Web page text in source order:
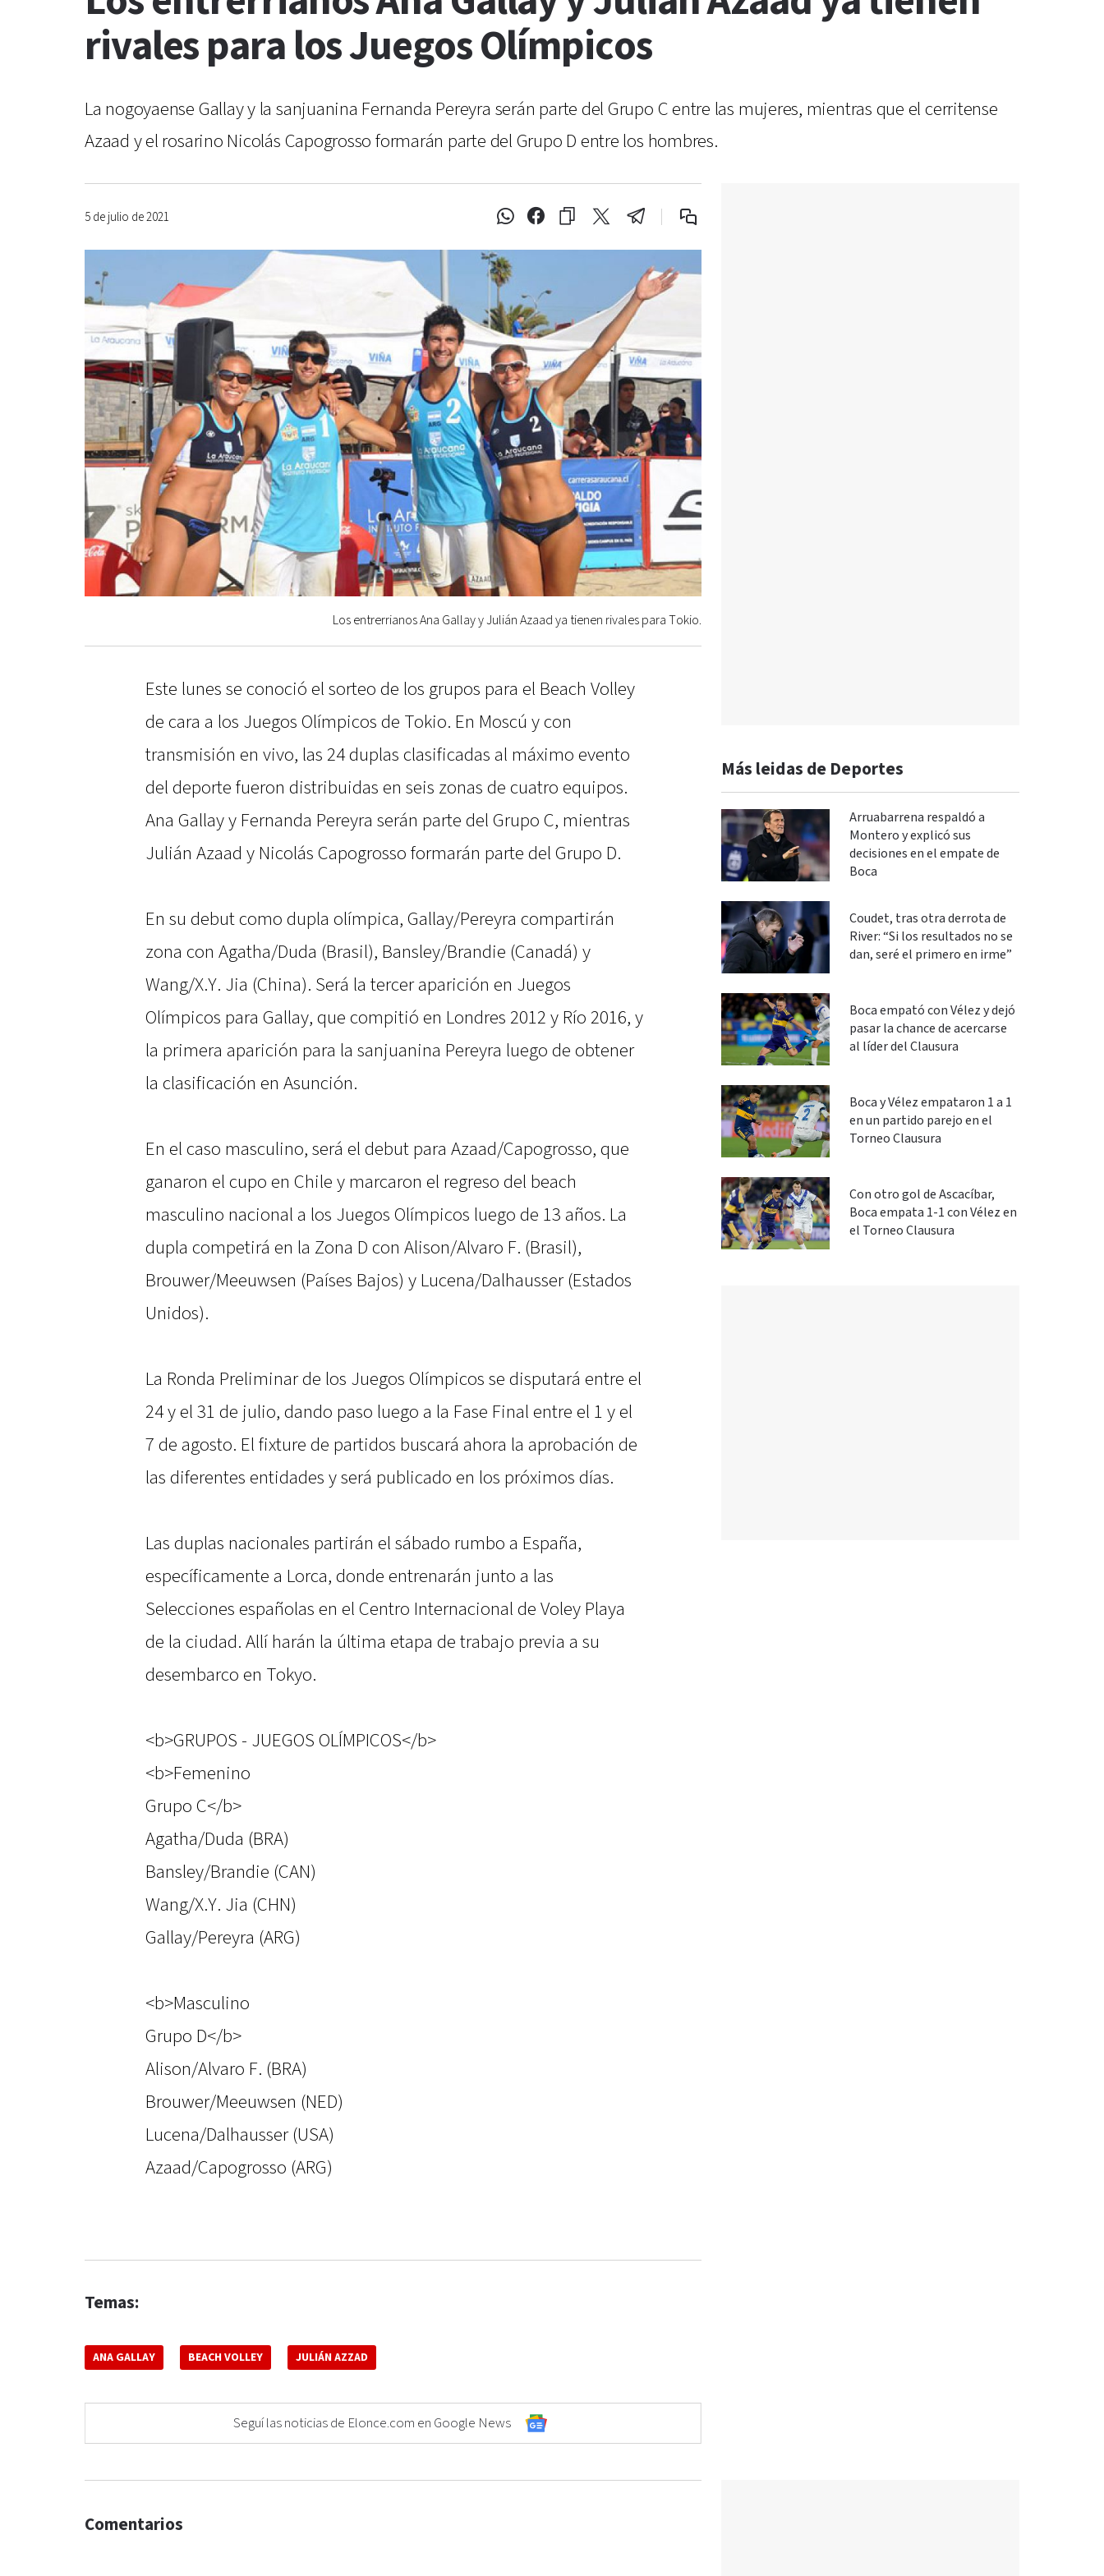
rivales para los Juegos Olímpicos
La nogoyaense Gallay y la sanjuanina Fernanda Pereyra serán parte del Grupo C entre las mujeres, mientras que el cerritense
Azaad y el rosarino Nicolás Capogrosso formarán parte del Grupo D entre los hombres.
5 de julio de 2021
Los entrerrianos Ana Gallay y Julián Azaad ya tienen rivales para Tokio.
Este lunes se conoció el sorteo de los grupos para el Beach Volley
de cara a los Juegos Olímpicos de Tokio. En Moscú y con
transmisión en vivo, las 24 duplas clasificadas al máximo evento
del deporte fueron distribuidas en seis zonas de cuatro equipos.
Ana Gallay y Fernanda Pereyra serán parte del Grupo C, mientras
Julián Azaad y Nicolás Capogrosso formarán parte del Grupo D.
En su debut como dupla olímpica, Gallay/Pereyra compartirán
zona con Agatha/Duda (Brasil), Bansley/Brandie (Canadá) y
Wang/X.Y. Jia (China). Será la tercer aparición en Juegos
Olímpicos para Gallay, que compitió en Londres 2012 y Río 2016, y
la primera aparición para la sanjuanina Pereyra luego de obtener
la clasificación en Asunción.
En el caso masculino, será el debut para Azaad/Capogrosso, que
ganaron el cupo en Chile y marcaron el regreso del beach
masculino nacional a los Juegos Olímpicos luego de 13 años. La
dupla competirá en la Zona D con Alison/Alvaro F. (Brasil),
Brouwer/Meeuwsen (Países Bajos) y Lucena/Dalhausser (Estados
Unidos).
La Ronda Preliminar de los Juegos Olímpicos se disputará entre el
24 y el 31 de julio, dando paso luego a la Fase Final entre el 1 y el
7 de agosto. El fixture de partidos buscará ahora la aprobación de
las diferentes entidades y será publicado en los próximos días.
Las duplas nacionales partirán el sábado rumbo a España,
específicamente a Lorca, donde entrenarán junto a las
Selecciones españolas en el Centro Internacional de Voley Playa
de la ciudad. Allí harán la última etapa de trabajo previa a su
desembarco en Tokyo.
<b>GRUPOS - JUEGOS OLÍMPICOS</b>
<b>Femenino
Grupo C</b>
Agatha/Duda (BRA)
Bansley/Brandie (CAN)
Wang/X.Y. Jia (CHN)
Gallay/Pereyra (ARG)
<b>Masculino
Grupo D</b>
Alison/Alvaro F. (BRA)
Brouwer/Meeuwsen (NED)
Lucena/Dalhausser (USA)
Azaad/Capogrosso (ARG)
Temas:
ANA GALLAY BEACH VOLLEY JULIÁN AZZAD
Seguí las noticias de Elonce.com en Google News
Más leidas de Deportes
Arruabarrena respaldó a
Montero y explicó sus
decisiones en el empate de
Boca
Coudet, tras otra derrota de
River: “Si los resultados no se
dan, seré el primero en irme”
Boca empató con Vélez y dejó
pasar la chance de acercarse
al líder del Clausura
Boca y Vélez empataron 1 a 1
en un partido parejo en el
Torneo Clausura
Con otro gol de Ascacíbar,
Boca empata 1-1 con Vélez en
el Torneo Clausura
Comentarios